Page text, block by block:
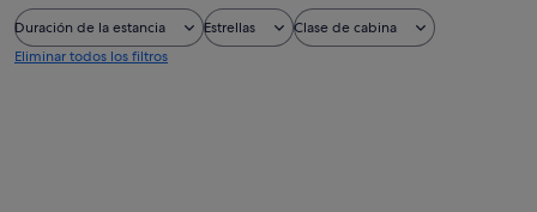
Duración de la estancia Estrellas
Clase de cabina
Eliminar todos los filtros